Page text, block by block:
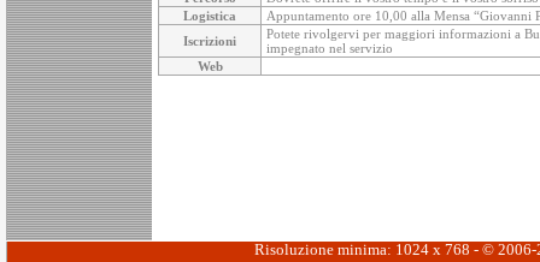
Logistica
Appuntamento ore 10,00 alla Mensa
Iscrizioni
Potete rivolgervi per maggiori informazioni a
impegnato nel servizio
Web
Risoluzione minima: 1024 x 768 - ©